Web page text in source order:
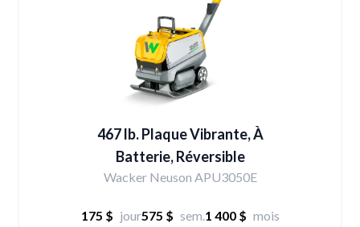
467 lb. Plaque Vibrante, À
Batterie, Réversible
Wacker Neuson APU3050E
175 $ jour575 $ sem.1 400 $ mois